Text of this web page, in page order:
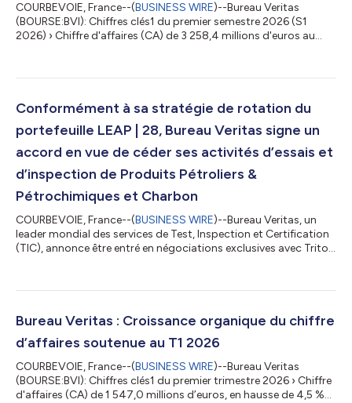
COURBEVOIE, France--(BUSINESS WIRE)--Bureau Veritas
(BOURSE:BVI): Chiffres clés1 du premier semestre 2026 (S1
2026) › Chiffre d'affaires (CA) de 3 258,4 millions d'euros au
une amélioration séquentielle au deuxième trimestre 2026 à 5,5
506,5 millions d'euros, en hausse de 3,1 % par rapport aux 491,5
Conformément à sa stratégie de rotation du
portefeuille LEAP | 28, Bureau Veritas signe un
accord en vue de céder ses activités d’essais et
d’inspection de Produits Pétroliers &
Pétrochimiques et Charbon
COURBEVOIE, France--(BUSINESS WIRE)--Bureau Veritas, un
leader mondial des services de Test, Inspection et Certification
(TIC), annonce être entré en négociations exclusives avec Triton
Charbon. Cette cession stratégique s’inscrit pleinement dans la
porterait sur les activités d’essais et d’inspection de Produits
Bureau Veritas : Croissance organique du chiffre
d’affaires soutenue au T1 2026
COURBEVOIE, France--(BUSINESS WIRE)--Bureau Veritas
(BOURSE:BVI): Chiffres clés1 du premier trimestre 2026 › Chiffre
d'affaires (CA) de 1 547,0 millions d’euros, en hausse de 4,5 %